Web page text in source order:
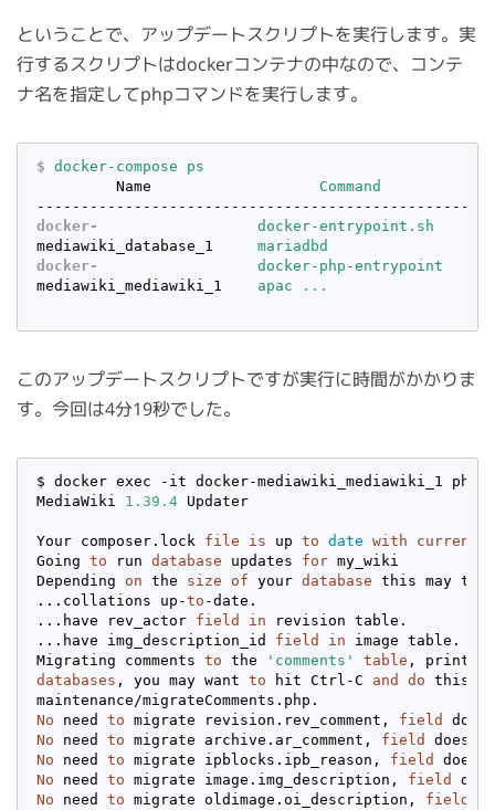
ということで、アップデートスクリプトを実行します。実
行するスクリプトはdockerコンテナの中なので、コンテ
ナ名を指定してphpコマンドを実行します。
$ docker-compose ps
Name
Command
docker-
docker-
mediawiki_database_1
docker-
docker-php-
mediawiki_mediawiki_1
apac ...
このアップデートスクリプトですが実行に時間がかかりま
す。今回は4分19秒でした。
$ docker exec -it docker-mediawiki_mediawiki_1 php
MediaWiki 1.39 .4 Updater
Your composer.lock file is up to date with current
Going to run database updates for my_wiki
Depending on the size of your database this may
...collations up-to -date.
...have rev_actor field in revision table.
...have img_description_id field in image table.
Migrating comments to the 'comments' table , printing
databases , you may want to hit Ctrl-C and do this
No need to migrate revision.rev_comment, field does
No need to migrate archive.ar_comment, field does
No need to migrate ipblocks.ipb_reason, field does
No need to migrate image.img_description, field
No need to migrate oldimage.oi_description, field